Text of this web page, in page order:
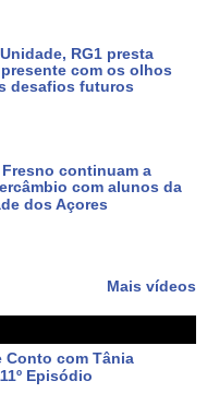
RG1 presta
com os olhos
desafios futuros
continuam a
com alunos da
dos Açores
Mais vídeos
Conto com Tânia
Episódio